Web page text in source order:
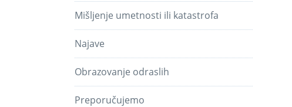
Mišljenje umetnosti ili katastrofa
Najave
Obrazovanje odraslih
Preporučujemo